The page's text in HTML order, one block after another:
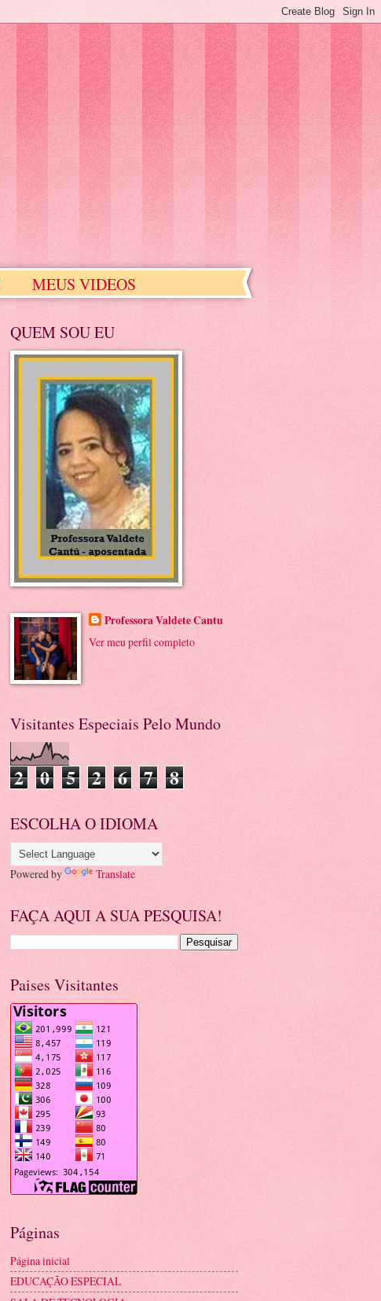
MEUS VIDEOS
QUEM SOU EU
Professora Valdete Cantu
Ver meu perfil completo
Visitantes Especiais Pelo Mundo
2 0 5 2 6 7 8
ESCOLHA O IDIOMA
Powered by Translate
FAÇA AQUI A SUA PESQUISA!
Paises Visitantes
Páginas
Página inicial
EDUCAÇÃO ESPECIAL